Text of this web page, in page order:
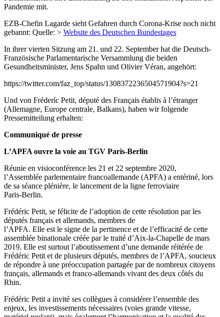
Pandemie mit.
EZB-Chefin Lagarde sieht Gefahren durch Corona-Krise noch nicht
gebannt: Quelle: > Website des Deutschen Bundestages
In ihrer vierten Sitzung am 21. und 22. September hat die Deutsch-
Französische Parlamentarische Versammlung die beiden
Gesundheitsminister, Jens Spahn und Olivier Véran, angehört:
https://twitter.com/faz_top/status/1308372236504571904?s=21
Und von Fréderíc Petit, député des Français établis à l’étranger
(Allemagne, Europe centrale, Balkans), haben wir folgende
Pressemitteilung erhalten:
Communiqué de presse
L’APFA ouvre la voie au TGV Paris-Berlin
Réunie en visioconférence les 21 et 22 septembre 2020,
l’Assemblée parlementaire francoallemande (APFA) a entériné, lors
de sa séance plénière, le lancement de la ligne ferroviaire
Paris-Berlin.
Frédéric Petit, se félicite de l’adoption de cette résolution par les
députés français et allemands, membres de
l’APFA. Elle est le signe de la pertinence et de l’efficacité de cette
assemblée binationale créée par le traité d’Aix-la-Chapelle de mars
2019. Elle est surtout l’aboutissement d’une demande réitérée de
Frédéric Petit et de plusieurs députés, membres de l’APFA, soucieux
de répondre à une préoccupation partagée par de nombreux citoyens
français, allemands et franco-allemands vivant des deux côtés du
Rhin.
Frédéric Petit a invité ses collègues à considérer l’ensemble des
enjeux, les investissements nécessaires (voies grande vitesse,